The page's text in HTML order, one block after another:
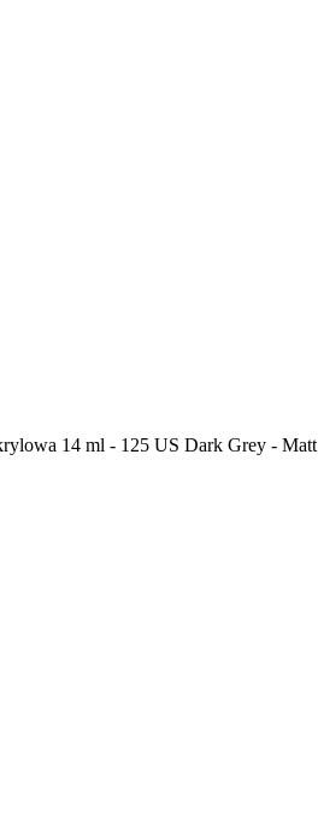
14 ml - 125 US Dark Grey - Matt